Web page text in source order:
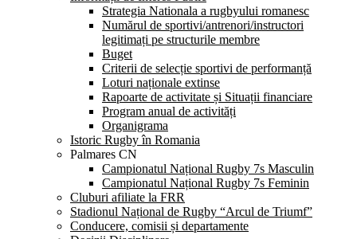
Strategia Nationala a rugbyului romanesc
Numărul de sportivi/antrenori/instructori
legitimați pe structurile membre
Buget
Criterii de selecție sportivi de performanță
Loturi naționale extinse
Rapoarte de activitate și Situații financiare
Program anual de activități
Organigrama
Istoric Rugby în Romania
Palmares CN
Campionatul Național Rugby 7s Masculin
Campionatul Național Rugby 7s Feminin
Cluburi afiliate la FRR
Stadionul Național de Rugby “Arcul de Triumf”
Conducere, comisii și departamente